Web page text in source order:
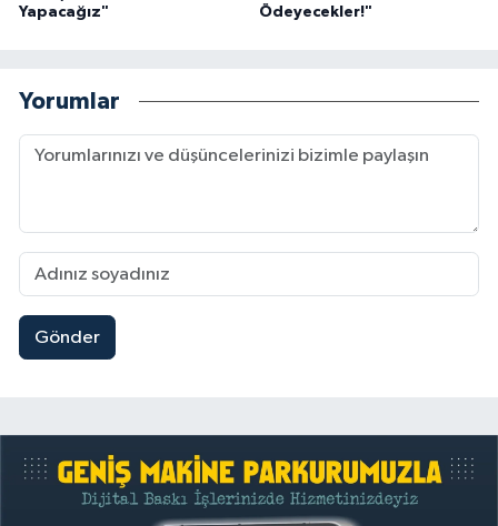
Yapacağız"
Ödeyecekler!"
Yorumlar
Gönder